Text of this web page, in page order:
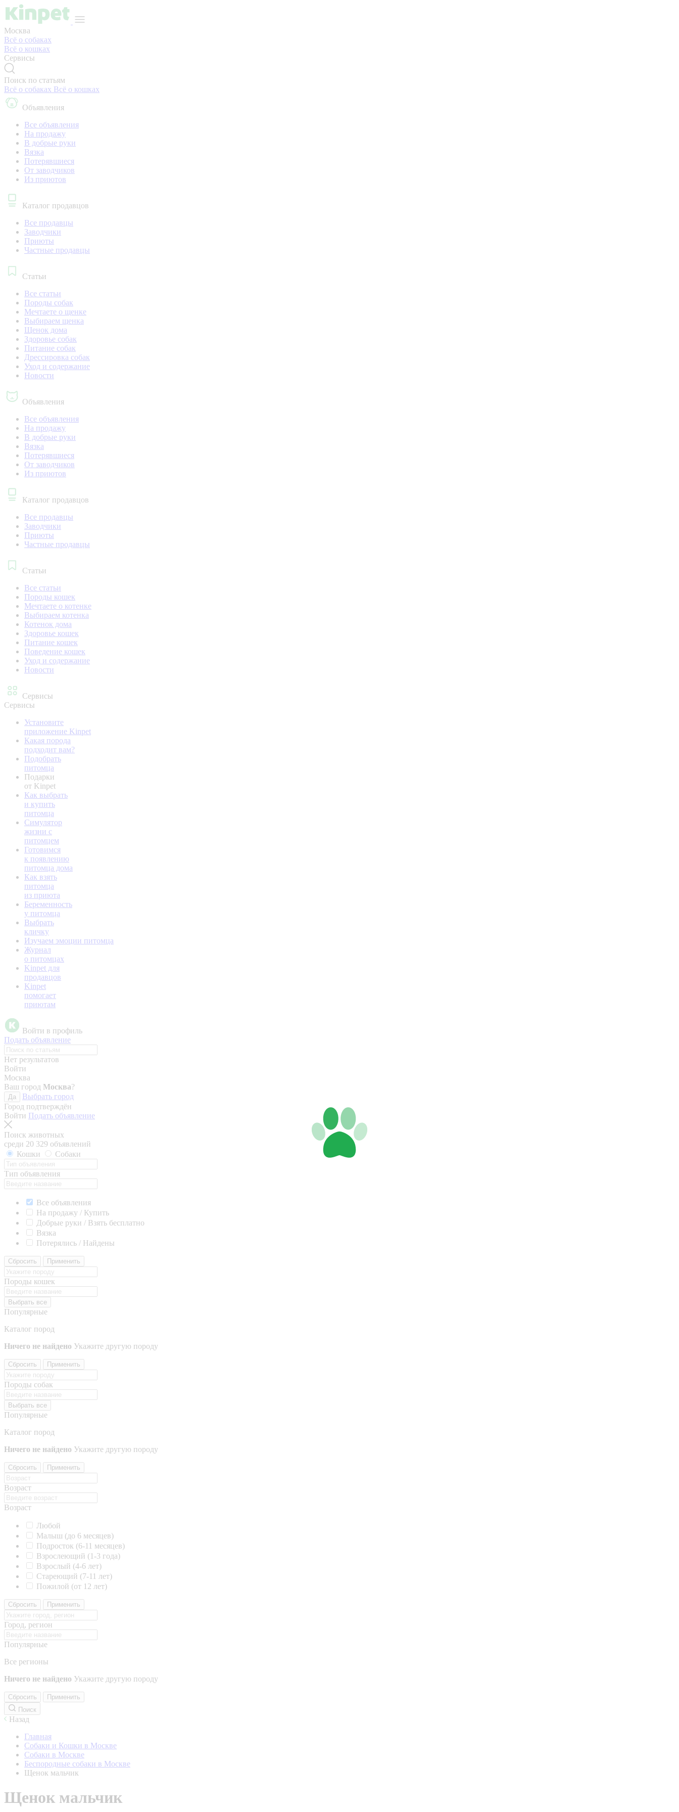
Москва
Всё о собаках
Всё о кошках
Сервисы
Поиск по статьям
Всё о собаках Всё о кошках
Объявления
Все объявления
На продажу
В добрые руки
Вязка
Потерявшиеся
От заводчиков
Из приютов
Каталог продавцов
Все продавцы
Заводчики
Приюты
Частные продавцы
Статьи
Все статьи
Породы собак
Мечтаете о щенке
Выбираем щенка
Щенок дома
Здоровье собак
Питание собак
Дрессировка собак
Уход и содержание
Новости
Объявления
Все объявления
На продажу
В добрые руки
Вязка
Потерявшиеся
От заводчиков
Из приютов
Каталог продавцов
Все продавцы
Заводчики
Приюты
Частные продавцы
Статьи
Все статьи
Породы кошек
Мечтаете о котенке
Выбираем котенка
Котенок дома
Здоровье кошек
Питание кошек
Поведение кошек
Уход и содержание
Новости
Сервисы
Сервисы
Установите
приложение Kinpet
Какая порода
подходит вам?
Подобрать
питомца
Подарки
от Kinpet
Как выбрать
и купить
питомца
Симулятор
жизни с
питомцем
Готовимся
к появлению
питомца дома
Как взять
питомца
из приюта
Беременность
у питомца
Выбрать
кличку
Изучаем эмоции питомца
Журнал
о питомцах
Kinpet для
продавцов
Kinpet
помогает
приютам
Войти в профиль
Подать объявление
Нет результатов
Войти
Москва
Ваш город Москва?
Да
Выбрать город
Город подтверждён
Войти Подать объявление
Поиск животных
среди 20 329 объявлений
Кошки
Собаки
Тип объявления
Все объявления
На продажу / Купить
Добрые руки / Взять бесплатно
Вязка
Потерялись / Найдены
Сбросить Применить
Породы кошек
Выбрать все
Популярные
Каталог пород
Ничего не найдено Укажите другую породу
Сбросить Применить
Породы собак
Выбрать все
Популярные
Каталог пород
Ничего не найдено Укажите другую породу
Сбросить Применить
Возраст
Возраст
Любой
Малыш (до 6 месяцев)
Подросток (6-11 месяцев)
Взрослеющий (1-3 года)
Взрослый (4-6 лет)
Стареющий (7-11 лет)
Пожилой (от 12 лет)
Сбросить Применить
Город, регион
Популярные
Все регионы
Ничего не найдено Укажите другую породу
Сбросить
Применить
Поиск
Назад
Главная
Собаки и Кошки в Москве
Собаки в Москве
Беспородные собаки в Москве
Щенок мальчик
Щенок мальчик